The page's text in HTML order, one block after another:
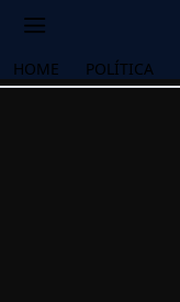
HOME POLÍTICA